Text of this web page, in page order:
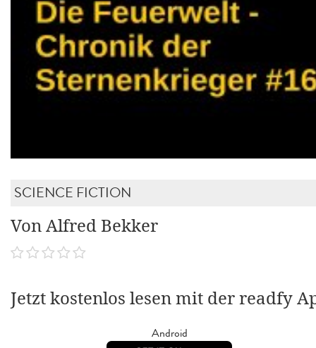
SCIENCE FICTION
Von Alfred Bekker
Jetzt kostenlos lesen mit der readfy
Android